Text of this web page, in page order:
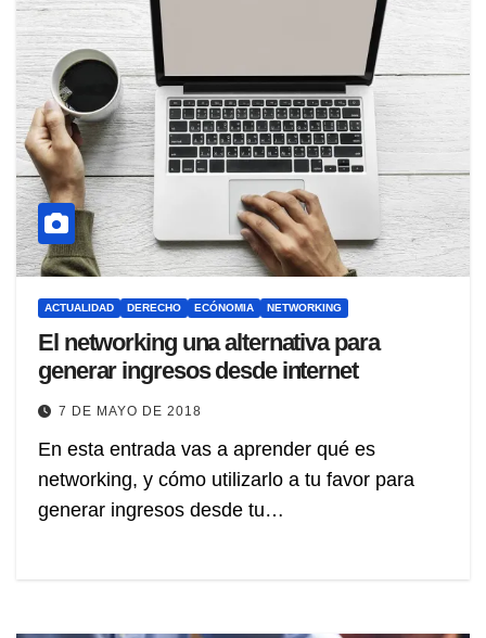
ACTUALIDAD DERECHO ECÓNOMIA NETWORKING
El networking una alternativa para
generar ingresos desde internet
7 DE MAYO DE 2018
En esta entrada vas a aprender qué es
networking, y cómo utilizarlo a tu favor para
generar ingresos desde tu…